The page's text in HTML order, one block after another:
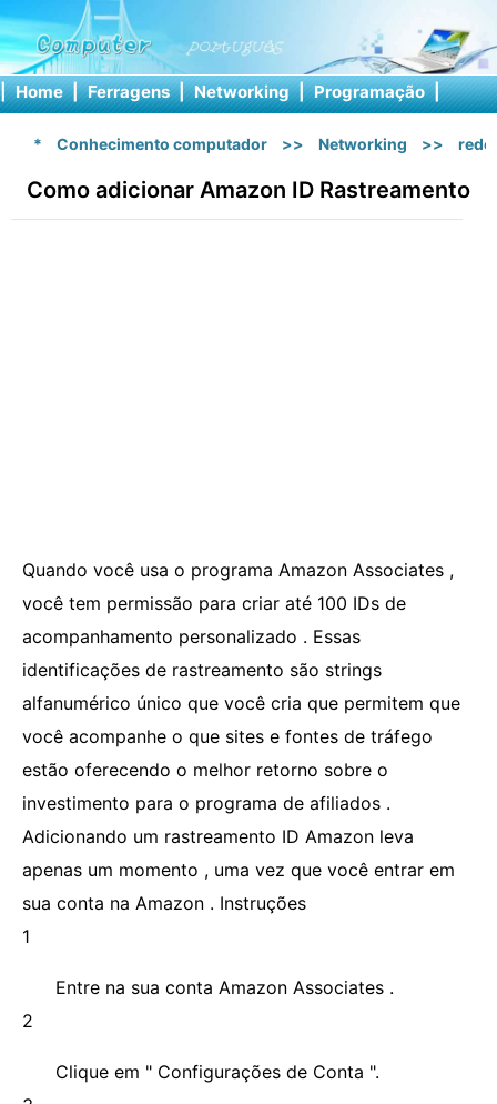
| Home | Ferragens | Networking | Programação |
* Conhecimento computador >> Networking >> rede
Como adicionar Amazon ID Rastreamento
Quando você usa o programa Amazon Associates ,
você tem permissão para criar até 100 IDs de
acompanhamento personalizado . Essas
identificações de rastreamento são strings
alfanumérico único que você cria que permitem que
você acompanhe o que sites e fontes de tráfego
estão oferecendo o melhor retorno sobre o
investimento para o programa de afiliados .
Adicionando um rastreamento ID Amazon leva
apenas um momento , uma vez que você entrar em
sua conta na Amazon . Instruções
1
Entre na sua conta Amazon Associates .
2
Clique em " Configurações de Conta ".